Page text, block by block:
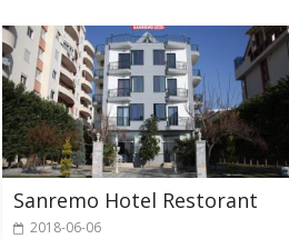
Sanremo Hotel Restorant
2018-06-06